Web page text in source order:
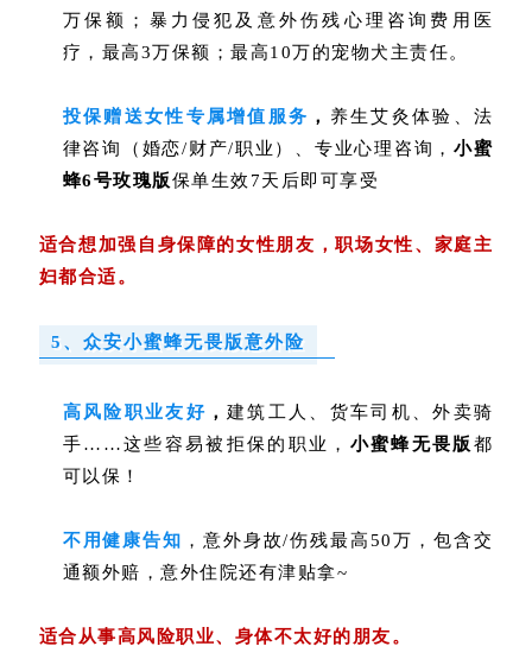
万保额；
暴力侵犯及意外伤残心理咨询费用医
疗，最高3万保额；最高10万的宠物犬主责任。
投保赠送女性专属增值服务 ， 养生艾灸体验、法
律咨询（婚恋/财产/职业）、专业心理咨询 ，小蜜
蜂6号玫瑰版保单生效7天后即可享受
适合想加强自身保障的女性朋友，职场女性、家庭主
妇都合适。
5、众安小蜜蜂无畏版意外险
高风险职业友好 ，建筑工人、货车司机、外卖骑
手……这些容易被拒保的职业， 小蜜蜂无畏版 都
可以保！
不用健康告知 ，意外身故/伤残最高50万，包含交
通额外赔，意外住院还有津贴拿~
适合从事高风险职业、身体不太好的朋友。